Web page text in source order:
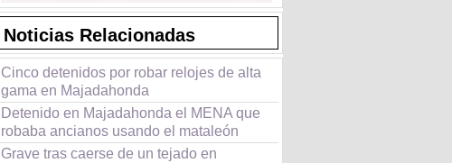
Noticias Relacionadas
Cinco detenidos por robar relojes de alta
gama en Majadahonda
Detenido en Majadahonda el MENA que
robaba ancianos usando el mataleón
Grave tras caerse de un tejado en